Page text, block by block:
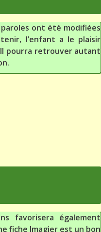
ont été modifiées
l’enfant a le plaisir
Il pourra retrouver autant
favorisera également
fiche Imagier est un bon